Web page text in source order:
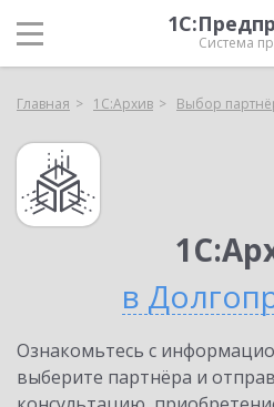
Система
Главная 1С:Архив Выбор
в
Ознакомьтесь с
выберите партнёра и